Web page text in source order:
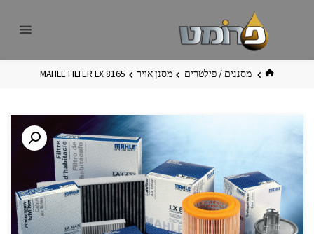
בית מסננים / פילטרים מסנן אויר MAHLE FILTER LX 8165